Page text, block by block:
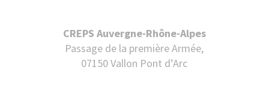
CREPS Auvergne-Rhône-Alpes
Passage de la première Armée,
07150 Vallon Pont d’Arc